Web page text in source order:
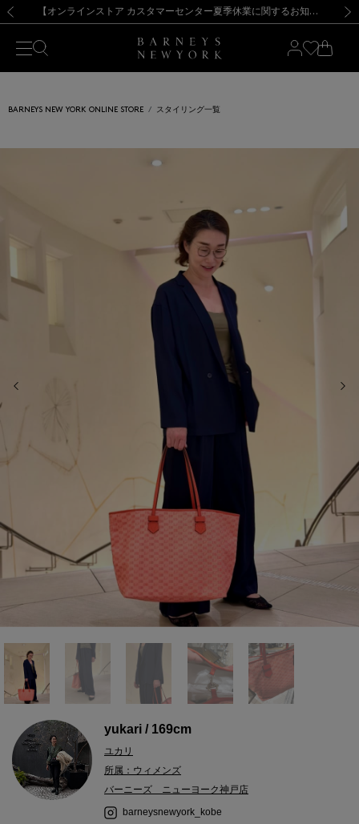
新規登録のお客様も対象！＜MY BARNEYS＞会員のお客様は11,000円（税込）以上のお買上げで常時送料無料！お買い物の際は会員登録を！
【夏季休業に伴う出荷一時停止のお知らせ】(2026.8.7) 【オンラインストア カスタマーセンター夏季休業に関するお知らせ】（2026.8.7）
【夏季休業に伴う返品・交換承り一時停止のお知らせ】（2026.8.5）
熊本県を中心とした地震の影響によるお荷物のお届けについて
【開催中】SUMMER SALEのご案内・ご注意事項 新規登録のお客様も対象！＜MY BARNEYS＞会員のお客様は11,000円（税込）以上のお買上げで常時送料無料！お買い物の際は会員登録を！
【夏季休業に伴う出荷一時停止のお知らせ】(2026.8.7)
BARNEYS NEW YORK ONLINE STORE スタイリング一覧
yukari / 169cm
ユカリ
所属：ウィメンズ
バーニーズ ニューヨーク神戸店
barneysnewyork_kobe